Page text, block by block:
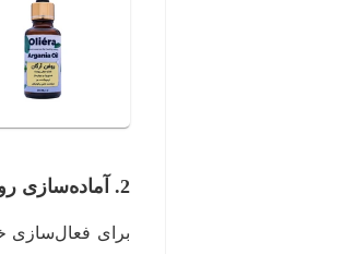
2. آماده‌سازی روغن با گرمای دست